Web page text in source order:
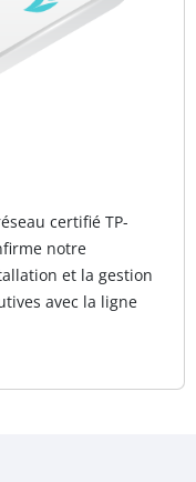
certifié TP-
notre
et la gestion
avec la ligne